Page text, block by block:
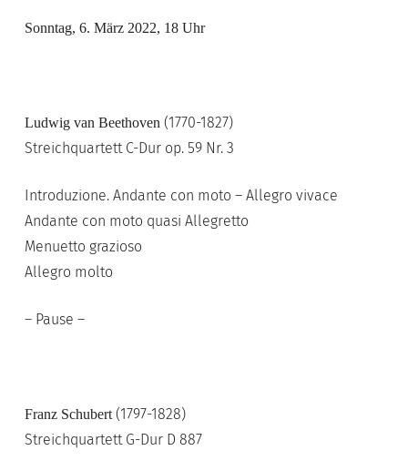
Sonntag, 6. März 2022, 18 Uhr
Ludwig van Beethoven (1770-1827)
Streichquartett C-Dur op. 59 Nr. 3
Introduzione. Andante con moto – Allegro vivace
Andante con moto quasi Allegretto
Menuetto grazioso
Allegro molto
– Pause –
Franz Schubert (1797-1828)
Streichquartett G-Dur D 887